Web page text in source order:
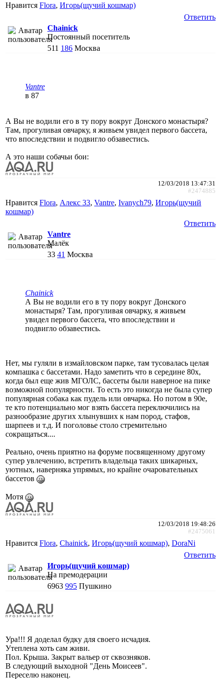
Нравится Flora, Игорь(щучий кошмар)
Ответить
Chainick
Постоянный посетитель
511 186 Москва
Vantre
в 87
А Вы не водили его в ту пору вокруг Донского монастыря?
Там, прогуливая овчарку, я живьем увидел первого бассета,
что впоследствии и подвигло обзавестись.
А это наши собачьи бои:
12/03/2018 13:47:31
#2474885
Нравится Flora, Алекс 33, Vantre, Ivanych79, Игорь(щучий
кошмар)
Ответить
Vantre
Малёк
33 41 Москва
Chainick
А Вы не водили его в ту пору вокруг Донского
монастыря? Там, прогуливая овчарку, я живьем
увидел первого бассета, что впоследствии и
подвигло обзавестись.
Нет, мы гуляли в измайловском парке, там тусовалась целая
компашка с бассетами. Надо заметить что в середине 80х,
когда был еще жив МГОЛС, бассеты были наверное на пике
возможной популярности. То есть это никогда не была супер
популярная собака как пудель или овчарка. Но потом в 90е,
те кто потенциально мог взять бассета переключились на
разнообразие других хлынувших к нам пород, стафов,
шарпеев и т.д. И поголовье столо стремительно
сокращаться....
Реально, очень приятно на форуме посвященному другому
супер увлечению, встретить владельца таких шикарных,
уютных, наверняка упрямых, но крайне очаровательных
бассетов
Мотя
12/03/2018 19:48:26
#2475061
Нравится Flora, Chainick, Игорь(щучий кошмар), DoraNi
Ответить
Игорь(щучий кошмар)
На премодерации
6963 995 Пушкино
Ура!!! Я доделал будку для своего исчадия.
Утеплена хоть сам живи.
Пол. Крыша. Закрыт вальер от сквозняков.
В следующий выходной "День Моисеев".
Переселю наконец.